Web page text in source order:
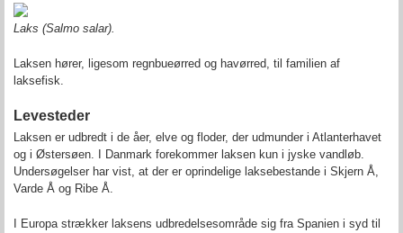
Laks (Salmo salar).
Laksen hører, ligesom regnbueørred og havørred, til familien af
laksefisk.
Levesteder
Laksen er udbredt i de åer, elve og floder, der udmunder i Atlanterhavet
og i Østersøen. I Danmark forekommer laksen kun i jyske vandløb.
Undersøgelser har vist, at der er oprindelige laksebestande i Skjern Å,
Varde Å og Ribe Å.
I Europa strækker laksens udbredelsesområde sig fra Spanien i syd til